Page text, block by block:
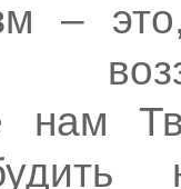
–
нам